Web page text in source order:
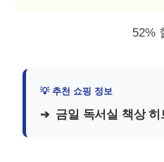
52%
금일 독서실 책상 히